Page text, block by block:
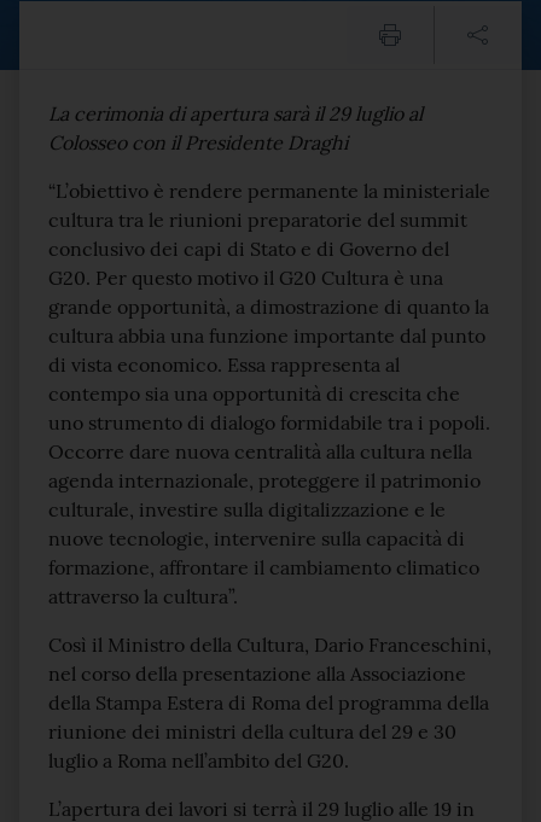
G20, Franceschini:
Testo del comunicato
La cerimonia di apertura sarà il 29 luglio al
Colosseo con il Presidente Draghi
“L’obiettivo è rendere permanente la ministeriale
cultura tra le riunioni preparatorie del summit
conclusivo dei capi di Stato e di Governo del
G20. Per questo motivo il G20 Cultura è una
grande opportunità, a dimostrazione di quanto la
cultura abbia una funzione importante dal punto
di vista economico. Essa rappresenta al
contempo sia una opportunità di crescita che
uno strumento di dialogo formidabile tra i popoli.
Occorre dare nuova centralità alla cultura nella
agenda internazionale, proteggere il patrimonio
culturale, investire sulla digitalizzazione e le
nuove tecnologie, intervenire sulla capacità di
formazione, affrontare il cambiamento climatico
attraverso la cultura”.
Così il Ministro della Cultura, Dario Franceschini,
nel corso della presentazione alla Associazione
della Stampa Estera di Roma del programma della
riunione dei ministri della cultura del 29 e 30
luglio a Roma nell’ambito del G20.
L’apertura dei lavori si terrà il 29 luglio alle 19 in